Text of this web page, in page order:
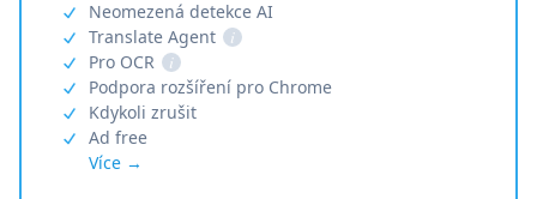
Neomezená detekce AI
Translate Agent
i
Pro OCR
i
Podpora rozšíření pro Chrome
Kdykoli zrušit
Ad free
Více →